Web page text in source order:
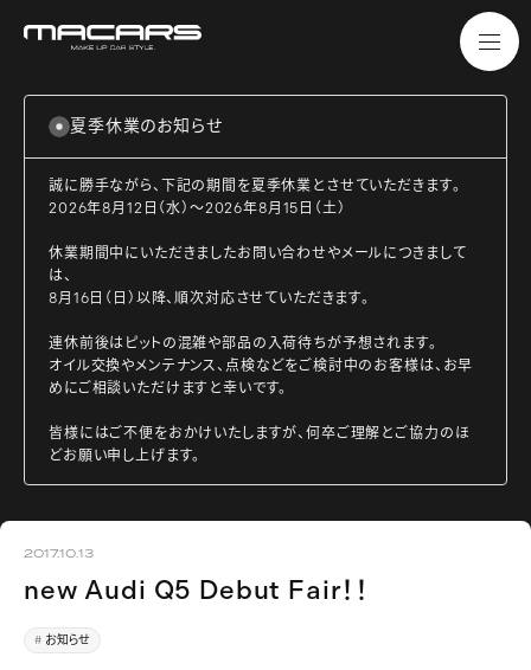
夏季休業のお知らせ
誠に勝手ながら、下記の期間を夏季休業とさせていただきます。
2026年8月12日（水）～2026年8月15日（土）
休業期間中にいただきましたお問い合わせやメールにつきまして
は、
8月16日（日）以降、順次対応させていただきます。
連休前後はピットの混雑や部品の入荷待ちが予想されます。
オイル交換やメンテナンス、点検などをご検討中のお客様は、お早
めにご相談いただけますと幸いです。
皆様にはご不便をおかけいたしますが、何卒ご理解とご協力のほ
どお願い申し上げます。
2017.10.13
new Audi Q5 Debut Fair！！
お知らせ